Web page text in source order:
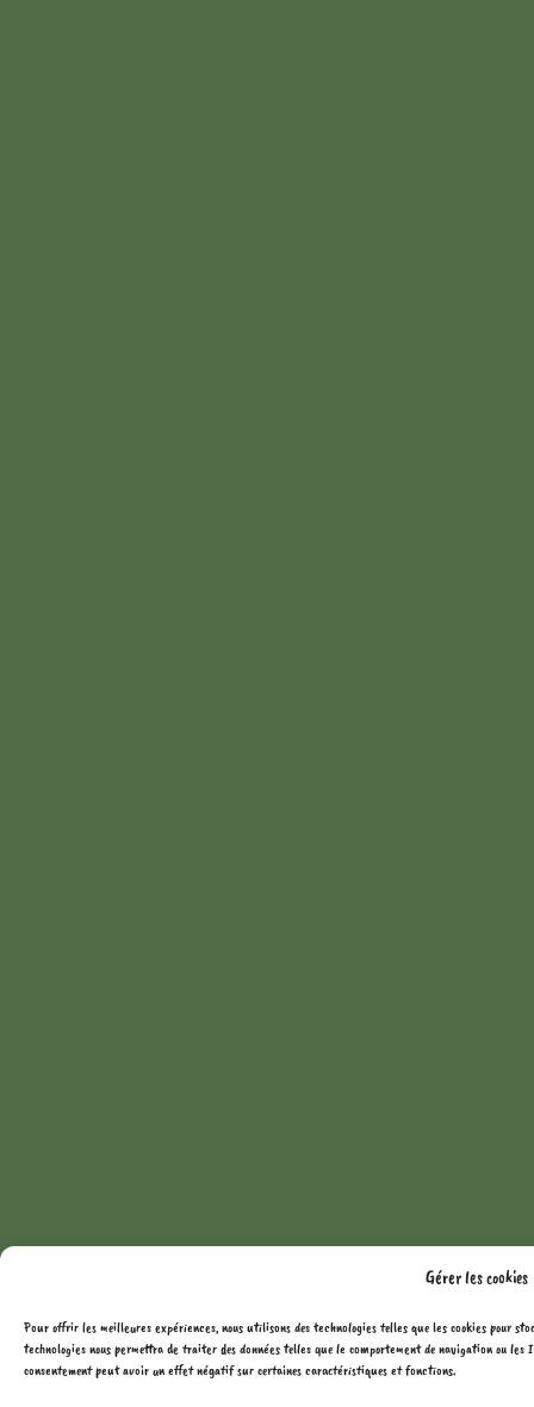
Gérer les cookies
Pour offrir les meilleures expériences, nous utilisons des technologies telles que les cookies pour
technologies nous permettra de traiter des données telles que le comportement de navigation ou
consentement peut avoir un effet négatif sur certaines caractéristiques et fonctions.